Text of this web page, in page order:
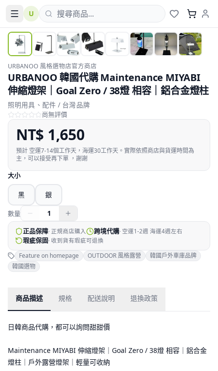
U
URBANOO 風格選物店官方商店
URBANOO 韓國代購 Maintenance MIYABI
伸縮燈架｜Goal Zero / 38燈 相容｜鋁合金燈柱
照明用具、配件 / 台灣品牌
尚無評價
NT$ 1,650
預計 空運7-14個工作天，海運30工作天。實際依照商店與貨運時間為
主，可以接受再下單 ，謝謝
大小
黑 銀
數量 1
正品保障· 正規商店購入 跨境代購· 空運1-2週 海運4週左右
瑕疵保固· 收到貨有瑕疵可退換
Feature on homepage OUTDOOR 風格露營
韓國戶外車庫品牌
韓國選物
商品描述 規格 配送說明 退換政策
日韓商品代購，都可以詢問甜甜價
Maintenance MIYABI 伸縮燈架｜Goal Zero / 38燈 相容｜鋁合金
燈柱｜戶外露營燈架｜輕量可收納